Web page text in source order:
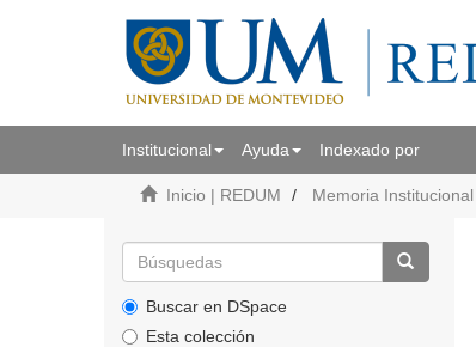
Institucional Ayuda Indexado por
Inicio | REDUM Memoria Institucional
Buscar en DSpace
Esta colección